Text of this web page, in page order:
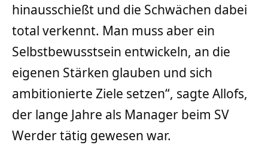
hinausschießt und die Schwächen dabei
total verkennt. Man muss aber ein
Selbstbewusstsein entwickeln, an die
eigenen Stärken glauben und sich
ambitionierte Ziele setzen“, sagte Allofs,
der lange Jahre als Manager beim SV
Werder tätig gewesen war.